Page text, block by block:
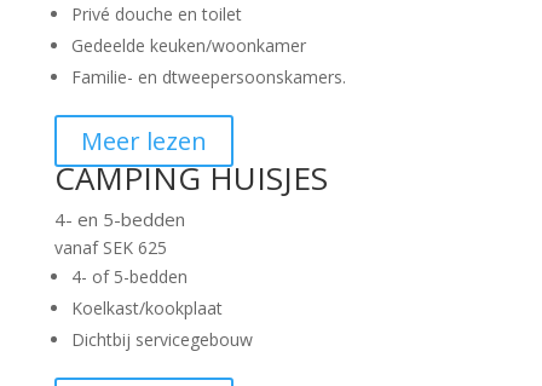
Privé douche en toilet
Gedeelde keuken/woonkamer
Familie- en dtweepersoonskamers.
Meer lezen
CAMPING HUISJES
4- en 5-bedden
vanaf SEK 625
4- of 5-bedden
Koelkast/kookplaat
Dichtbij servicegebouw